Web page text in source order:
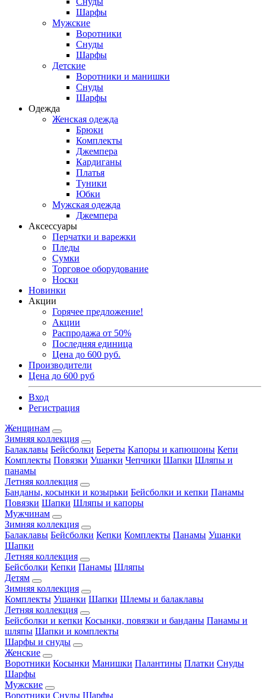
Шарфы
Мужские
Воротники
Снуды
Шарфы
Детские
Воротники и манишки
Снуды
Шарфы
Одежда
Женская одежда
Брюки
Комплекты
Джемпера
Кардиганы
Платья
Туники
Юбки
Мужская одежда
Джемпера
Аксессуары
Перчатки и варежки
Пледы
Сумки
Торговое оборудование
Носки
Новинки
Акции
Горячее предложение!
Акции
Распродажа от 50%
Последняя единица
Цена до 600 руб.
Производители
Цена до 600 руб
Вход
Регистрация
Женщинам
Зимняя коллекция
Балаклавы Бейсболки Береты Капоры и капюшоны Кепи
Комплекты Повязки Ушанки Чепчики Шапки Шляпы и
панамы
Летняя коллекция
Банданы, косынки и козырьки Бейсболки и кепки Панамы
Повязки Шапки Шляпы и капоры
Мужчинам
Зимняя коллекция
Балаклавы Бейсболки Кепки Комплекты Панамы Ушанки
Шапки
Летняя коллекция
Бейсболки Кепки Панамы Шляпы
Детям
Зимняя коллекция
Комплекты Ушанки Шапки Шлемы и балаклавы
Летняя коллекция
Бейсболки и кепки Косынки, повязки и банданы Панамы и
шляпы Шапки и комплекты
Шарфы и снуды
Женские
Воротники Косынки Манишки Палантины Платки Снуды
Шарфы
Мужские
Воротники Снуды Шарфы